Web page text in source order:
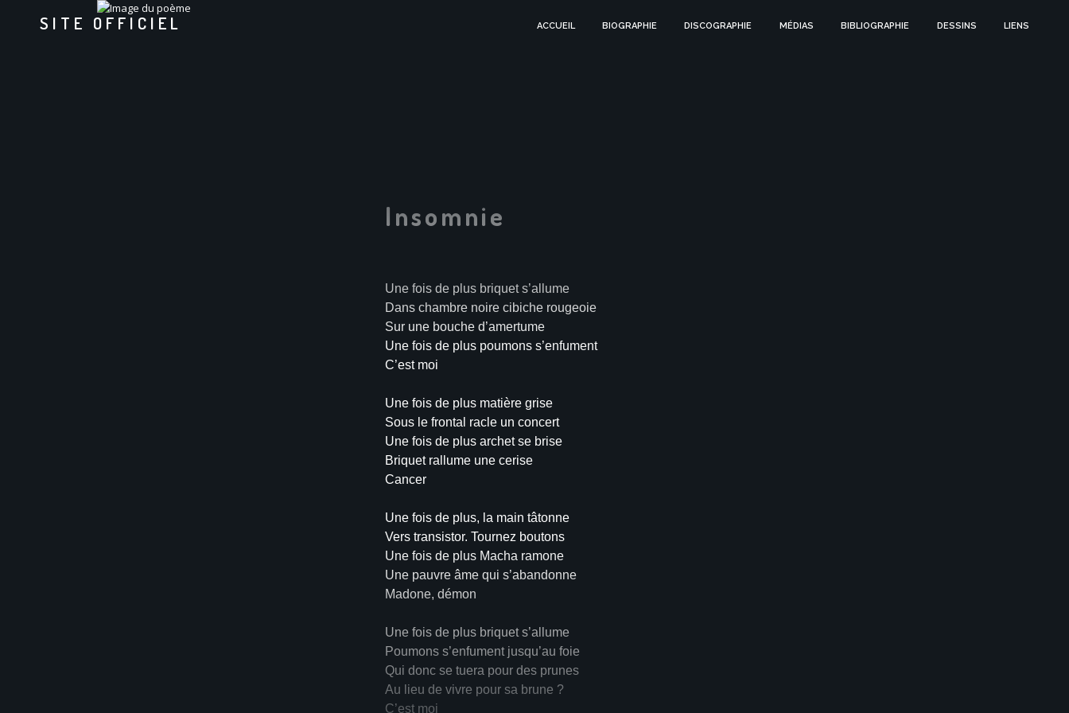
SITE OFFICIEL ACCUEIL BIOGRAPHIE DISCOGRAPHIE MÉDIAS BIBLIOGRAPHIE DESSINS LIENS
Insomnie
Une fois de plus briquet s’allume
Dans chambre noire cibiche rougeoie
Sur une bouche d’amertume
Une fois de plus poumons s’enfument
C’est moi
Une fois de plus matière grise
Sous le frontal racle un concert
Une fois de plus archet se brise
Briquet rallume une cerise
Cancer
Une fois de plus, la main tâtonne
Vers transistor. Tournez boutons
Une fois de plus Macha ramone
Une pauvre âme qui s’abandonne
Madone, démon
Une fois de plus briquet s’allume
Poumons s’enfument jusqu’au foie
Qui donc se tuera pour des prunes
Au lieu de vivre pour sa brune ?
C’est moi